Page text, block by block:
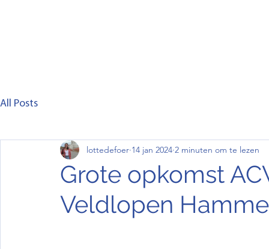
All Posts
Grote opkomst
Veldlopen Hamme
lottedefoer 14 jan 2024 2 minuten om te lezen